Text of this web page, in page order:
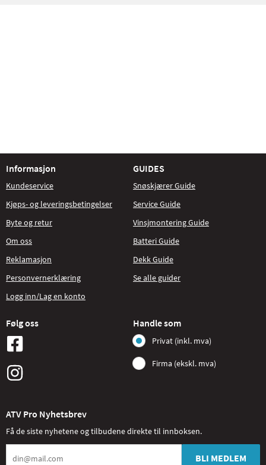
Informasjon
Kundeservice
Kjøps- og leveringsbetingelser
Byte og retur
Om oss
Reklamasjon
Personvernerklæring
Logg inn/Lag en konto
GUIDES
Snøskjærer Guide
Service Guide
Vinsjmontering Guide
Batteri Guide
Dekk Guide
Se alle guider
Følg oss Handle som
Privat (inkl. mva)
Firma (ekskl. mva)
ATV Pro Nyhetsbrev
Få de siste nyhetene og tilbudene direkte til innboksen.
BLI MEDLEM